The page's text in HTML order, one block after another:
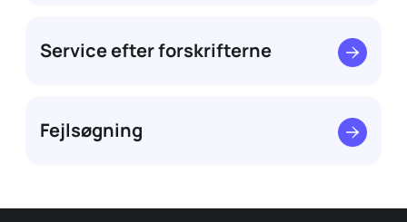
Service efter forskrifterne
Fejlsøgning